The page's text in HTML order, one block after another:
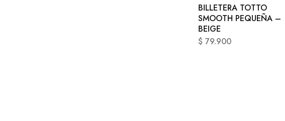
BILLETERA TOTTO
SMOOTH PEQUEÑA –
BEIGE
$ 79.900